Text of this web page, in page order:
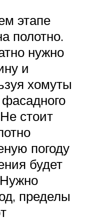
этапе
полотно.
нужно
и
хомуты
стоит
погоду
будет
пределы